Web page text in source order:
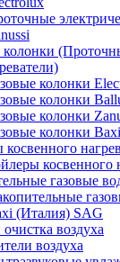
колонки
колонки
колонки
колонки
колонки Baxi
косвенного
газовые
(Италия) SAG
воздуха
воздуха